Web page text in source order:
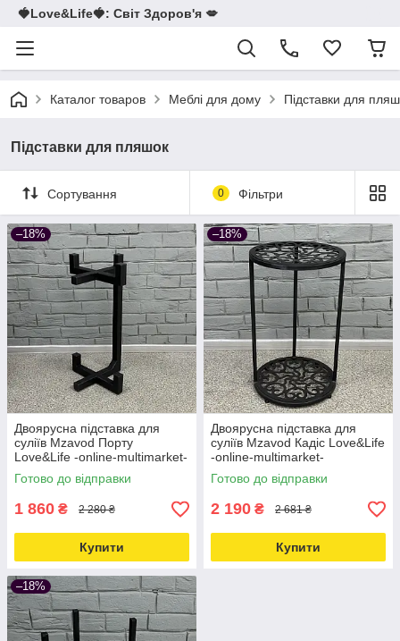
🍓Love&Life🍓: Світ Здоров'я 💋
Каталог товаров Меблі для дому Підставки для
Підставки для пляшок
Сортування 0 Фільтри
–18%
Двоярусна підставка для
суліїв Mzavod Порту
Love&Life -online-multimarket-
Готово до відправки
1 860 ₴ 2 280 ₴
Купити
–18%
Двоярусна підставка для
суліїв Mzavod Кадіс Love&Life
-online-multimarket-
Готово до відправки
2 190 ₴ 2 681 ₴
Купити
–18%